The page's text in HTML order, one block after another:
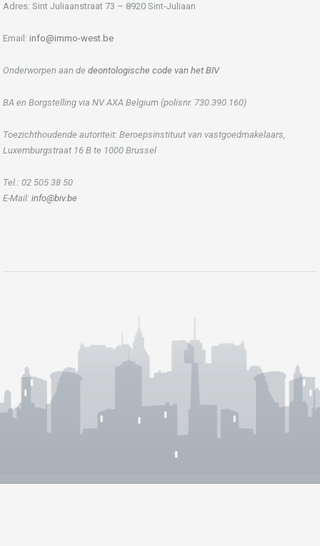
Adres: Sint Juliaanstraat 73 – 8920 Sint-Juliaan
Email: info@immo-west.be
Onderworpen aan de deontologische code van het BIV
BA en Borgstelling via NV AXA Belgium (polisnr. 730.390.160)
Toezichthoudende autoriteit: Beroepsinstituut van vastgoedmakelaars,
Luxemburgstraat 16 B te 1000 Brussel
Tel.: 02 505 38 50
E-Mail: info@biv.be